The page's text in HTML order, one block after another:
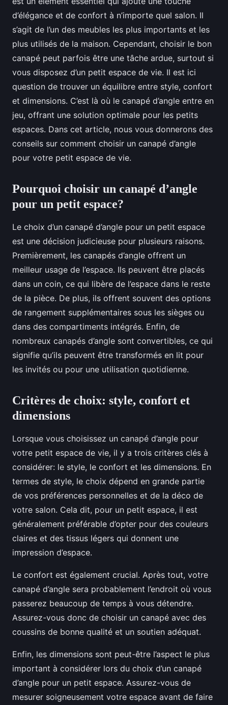
d’élégance et de confort à n’importe quel salon. Il
s’agit de l’un des meubles les plus importants et les
plus utilisés de la maison. Cependant, choisir le bon
canapé peut parfois être une tâche ardue, surtout si
vous disposez d’un petit espace de vie. Il est ici
question de trouver un équilibre entre style, confort
et dimensions. C’est là où le canapé d’angle entre en
jeu, offrant une solution optimale pour les petits
espaces. Dans cet article, nous vous donnerons des
conseils sur comment choisir un canapé d’angle
pour votre petit espace de vie.
Pourquoi choisir un canapé d’angle
pour un petit espace?
Le choix d’un canapé d’angle pour un petit espace
est une décision judicieuse pour plusieurs raisons.
Premièrement, les canapés d’angle offrent un
meilleur usage de l’espace. Ils peuvent être placés
dans un coin, ce qui libère de l’espace dans le reste
de la pièce. De plus, ils offrent souvent des options
de rangement supplémentaires sous les sièges ou
dans des compartiments intégrés. Enfin, de
nombreux canapés d’angle sont convertibles, ce qui
signifie qu’ils peuvent être transformés en lit pour
les invités ou pour une utilisation quotidienne.
Critères de choix: style, confort et
dimensions
Lorsque vous choisissez un canapé d’angle pour
votre petit espace de vie, il y a trois critères clés à
considérer: le style, le confort et les dimensions. En
termes de style, le choix dépend en grande partie
de vos préférences personnelles et de la déco de
votre salon. Cela dit, pour un petit espace, il est
généralement préférable d’opter pour des couleurs
claires et des tissus légers qui donnent une
impression d’espace.
Le confort est également crucial. Après tout, votre
canapé d’angle sera probablement l’endroit où vous
passerez beaucoup de temps à vous détendre.
Assurez-vous donc de choisir un canapé avec des
coussins de bonne qualité et un soutien adéquat.
Enfin, les dimensions sont peut-être l’aspect le plus
important à considérer lors du choix d’un canapé
d’angle pour un petit espace. Assurez-vous de
mesurer soigneusement votre espace avant de faire